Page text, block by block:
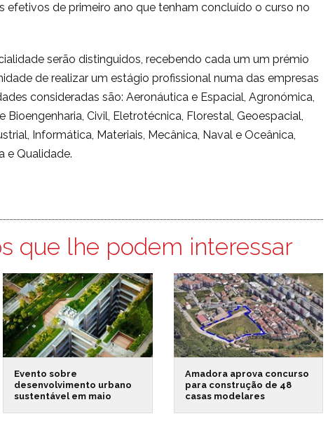
de primeiro ano que tenham concluído o curso no
serão distinguidos, recebendo cada um um prémio
de realizar um estágio profissional numa das empresas
consideradas são: Aeronáutica e Espacial, Agronómica,
Bioengenharia, Civil, Eletrotécnica, Florestal, Geoespacial,
Informática, Materiais, Mecânica, Naval e Oceânica,
e Qualidade.
que lhe podem interessar
Evento sobre
desenvolvimento urbano
sustentável em maio
Amadora aprova concurso
para construção de 48
casas modelares